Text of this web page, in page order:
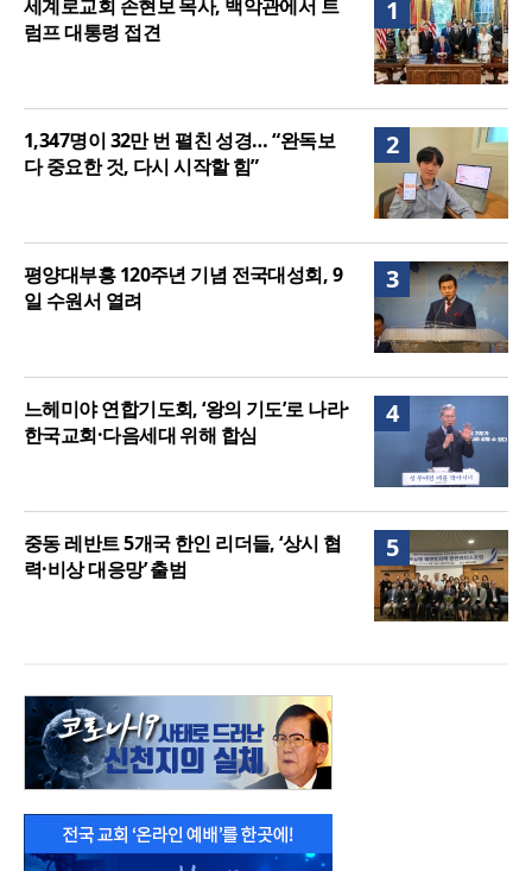
여”
1
세계로교회 손현보 목사, 백악관에서 트
럼프 대통령 접견
2
1,347명이 32만 번 펼친 성경… “완독보
다 중요한 것, 다시 시작할 힘”
3
평양대부흥 120주년 기념 전국대성회, 9
일 수원서 열려
4
느헤미야 연합기도회, ‘왕의 기도’로 나라·
한국교회·다음세대 위해 합심
5
중동 레반트 5개국 한인 리더들, ‘상시 협
력·비상 대응망’ 출범